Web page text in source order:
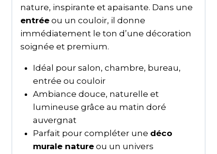
nature, inspirante et apaisante. Dans une
entrée ou un couloir, il donne
immédiatement le ton d’une décoration
soignée et premium.
Idéal pour salon, chambre, bureau,
entrée ou couloir
Ambiance douce, naturelle et
lumineuse grâce au matin doré
auvergnat
Parfait pour compléter une déco
murale natureou un univers